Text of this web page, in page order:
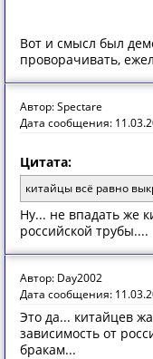
Вот и смысл был
проворачивать,
Автор: Spectare
Дата сообщения:
Цитата:
китайцы всё равно
Ну... не впадать же
российской трубы....
Автор: Day2002
Дата сообщения:
Это да... китайцев
зависимость от
бракам...